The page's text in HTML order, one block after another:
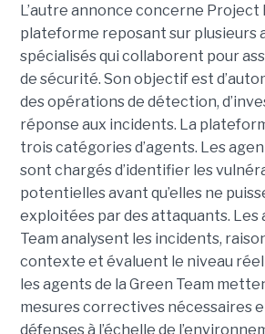
L’autre annonce concerne Project
plateforme reposant sur plusieurs
spécialisés qui collaborent pour
de sécurité. Son objectif est
des opérations de détection,
réponse aux incidents. La
trois catégories d’agents. Les
sont chargés d’identifier les
potentielles avant qu’elles ne
exploitées par des attaquants. Les
Team analysent les incidents,
contexte et évaluent le niveau réel
les agents de la Green Team
mesures correctives nécessaires
défenses à l’échelle de